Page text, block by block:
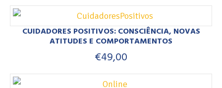
CUIDADORES POSITIVOS: CONSCIÊNCIA, NOVAS
ATITUDES E COMPORTAMENTOS
€49,00